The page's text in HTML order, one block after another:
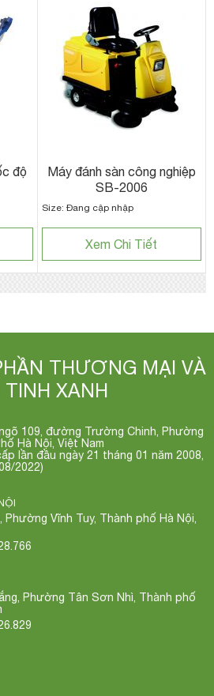
độ
Máy đánh sàn công nghiệp
SB-2006
Size: Đang cập nhập
Xem Chi Tiết
THƯƠNG MẠI VÀ
TINH XANH
109, đường Trường Chinh, Phường
Hà Nội, Việt Nam
lần đầu ngày 21 tháng 01 năm 2008,
2022)
Phường Vĩnh Tuy, Thành phố Hà Nội,
Phường Tân Sơn Nhì, Thành phố